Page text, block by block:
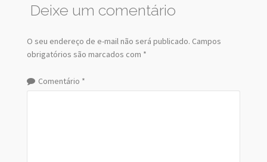
Deixe um comentário
O seu endereço de e-mail não será publicado. Campos
obrigatórios são marcados com *
Comentário *